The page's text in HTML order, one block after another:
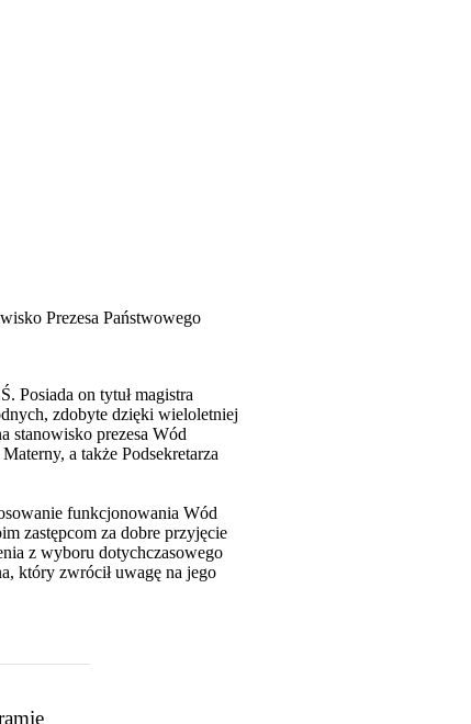
Prezesa Państwowego
Posiada on tytuł magistra
zdobyte dzięki wieloletniej
stanowisko prezesa Wód
a także Podsekretarza
funkcjonowania Wód
zastępcom za dobre przyjęcie
z wyboru dotychczasowego
który zwrócił uwagę na jego